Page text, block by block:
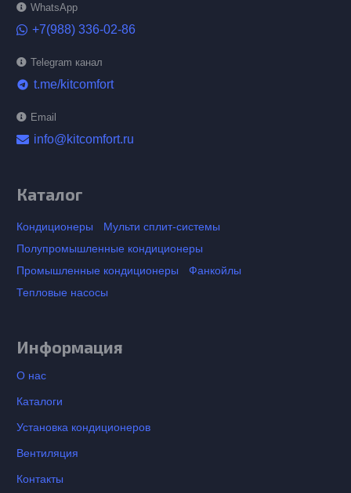
WhatsApp
+7(988) 336-02-86
Telegram канал
telegram t.me/kitcomfort
Email
info@kitcomfort.ru
Каталог
Кондиционеры
Мульти сплит-системы
Полупромышленные кондиционеры
Промышленные кондиционеры
Фанкойлы
Тепловые насосы
Информация
О нас
Каталоги
Установка кондиционеров
Вентиляция
Контакты